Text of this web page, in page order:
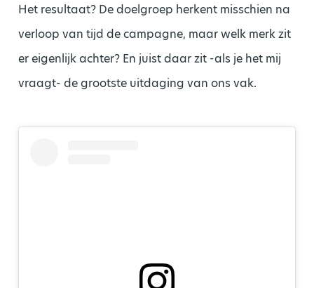
Het resultaat? De doelgroep herkent misschien na
verloop van tijd de campagne, maar welk merk zit
er eigenlijk achter? En juist daar zit -als je het mij
vraagt- de grootste uitdaging van ons vak.